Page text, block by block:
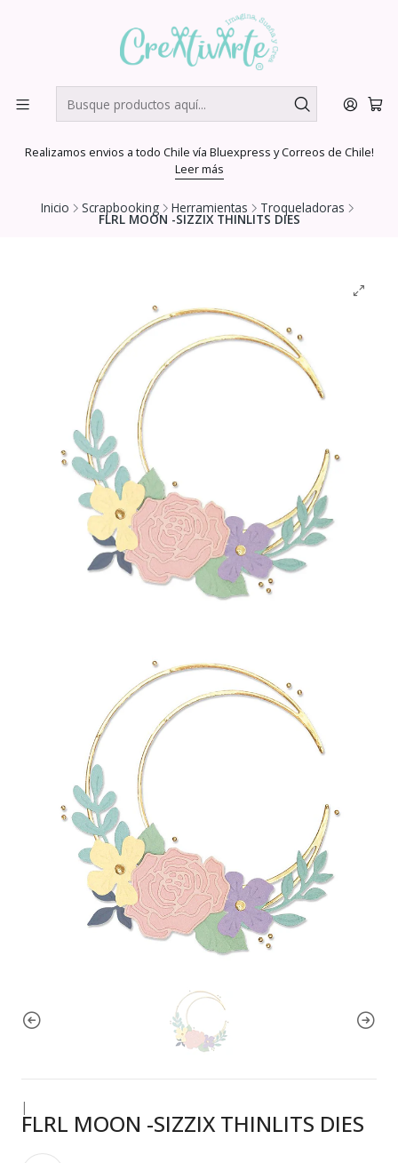
Realizamos envios a todo Chile vía Bluexpress y Correos de Chile!
Leer más
Inicio Scrapbooking Herramientas Troqueladoras
FLRL MOON -SIZZIX THINLITS DIES
|
FLRL MOON -SIZZIX THINLITS DIES